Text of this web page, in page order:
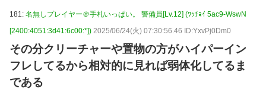
181: 名無しプレイヤー＠手札いっぱい。 警備員[Lv.12] (ﾜｯﾁｮｲ 5ac9-WswN
[2400:4051:3d41:6c00:*]) 2025/06/24(火) 07:30:56.46 ID:YxvPj0Dm0
その分クリーチャーや置物の方がハイパーイン
フレしてるから相対的に見れば弱体化してるま
である